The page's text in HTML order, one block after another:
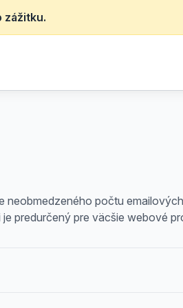
zážitku.
počtu
predurčený pre väcšie webové